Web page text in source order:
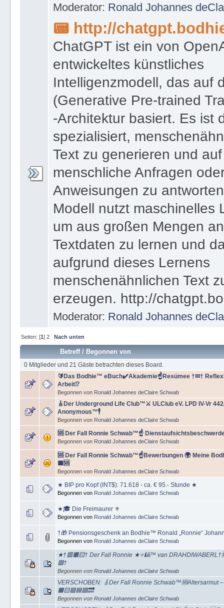
Moderator: Ronald Johannes
📟 http://
ChatGPT ist ein von
entwickeltes künstliches
Intelligenzmodell, das auf
(Generative Pre-trained
-Architektur basiert. Es ist
spezialisiert,
Text zu generieren und auf
menschliche Anfragen
Anweisungen zu
Modell nutzt maschinelles
um aus großen Mengen an
Textdaten zu lernen und
aufgrund dieses Lernens
menschenähnlichen Text
erzeugen. http://
Moderator: Ronald Johannes
Seiten: [1] 2 Nach unten
Betreff/ Begonnen von
0 Mitglieder und 21 Gäste betrachten dieses Board.
🔰Das Bodhie™ eBuch✔️Akademie☝Resümee †✉†
Arbeit⁉️
Begonnen von Ronald Johannes deClaire Schwab
🎸Der Underground Life Club™⚔ ULClub eV. LPD IV-Vr
Anonymous™🕴
Begonnen von Ronald Johannes deClaire Schwab
🆘 Der Fall Ronnie Schwab™☝
Begonnen von Ronald Johannes deClaire Schwab
🆘 Der Fall Ronnie Schwab™☝Bewerbungen 🌍 Meine
🟪🆘
Begonnen von Ronald Johannes deClaire Schwab
★ BIP pro Kopf (INT$): 71.618 - ca. € 95.- Stunde ★
Begonnen von Ronald Johannes deClaire Schwab
★🎓 Die Freimaurer ⚜️
Begonnen von Ronald Johannes deClaire Schwab
†🎁 Pensionsgeschenk an Bodhie™ Ronald „Ronnie“
Begonnen von Ronald Johannes deClaire Schwab
★†🟥🟧🟨† Der Fall Ronnie ★⭐️🎱™ van
🟪†
Begonnen von Ronald Johannes deClaire Schwab
VERSCHOBEN: 🎸Der Fall Ronnie Schwab™🆘Altersarmut
🟧🟨🟩🟦🟪🔜
Begonnen von Ronald Johannes deClaire Schwab